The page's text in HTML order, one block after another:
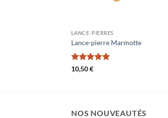
LANCE-PIERRES
Lance-pierre Marmotte
Note5
10,50€
NOS NOUVEAUTÉS